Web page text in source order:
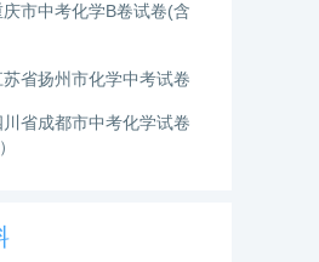
市中考化学B卷试卷(含
省扬州市化学中考试卷
省成都市中考化学试卷